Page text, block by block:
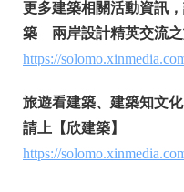
更多建築相關活動資訊
築 兩岸設計精英交流之
https://
旅遊看建築、建築知文
請上【欣建築】
https://